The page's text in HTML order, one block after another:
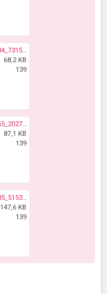
397820_622095387819984_73155779_n.jpg
68,2 KB
139
484563_619788911383965_2027393800_n.jpg
87,1 KB
139
553977_616840545012135_515394473_n.jpg
147,6 KB
139